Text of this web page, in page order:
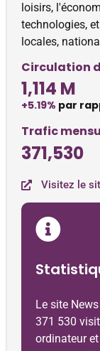
loisirs,
technologies,
locales,
Circulation
1,114 M
+5.19% par
Trafic
371,530
Visitez le
Le site
371 530
ordinateur